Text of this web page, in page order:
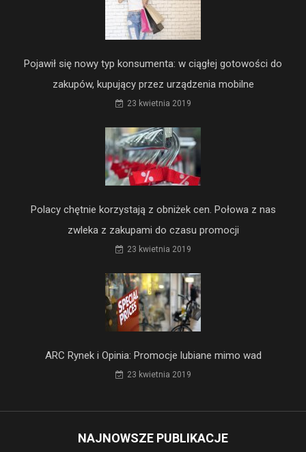
Pojawił się nowy typ konsumenta: w ciągłej gotowości do
zakupów, kupujący przez urządzenia mobilne
23 kwietnia 2019
Polacy chętnie korzystają z obniżek cen. Połowa z nas
zwleka z zakupami do czasu promocji
23 kwietnia 2019
ARC Rynek i Opinia: Promocje lubiane mimo wad
23 kwietnia 2019
NAJNOWSZE PUBLIKACJE